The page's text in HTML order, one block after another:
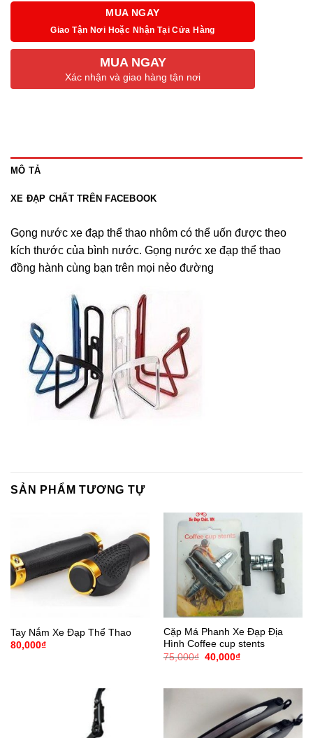
MUA NGAY
Giao Tận Nơi Hoặc Nhận Tại Cửa Hàng
MUA NGAY
Xác nhận và giao hàng tận nơi
MÔ TẢ
XE ĐẠP CHẤT TRÊN FACEBOOK
Gọng nước xe đạp thể thao nhôm có thể uốn được theo
kích thước của bình nước. Gọng nước xe đạp thể thao
đồng hành cùng bạn trên mọi nẻo đường
SẢN PHẨM TƯƠNG TỰ
Tay Nắm Xe Đạp Thể Thao
80,000₫
Cặp Má Phanh Xe Đạp Địa
Hình Coffee cup stents
75,000₫ Giá
gốc
40,000₫Giá